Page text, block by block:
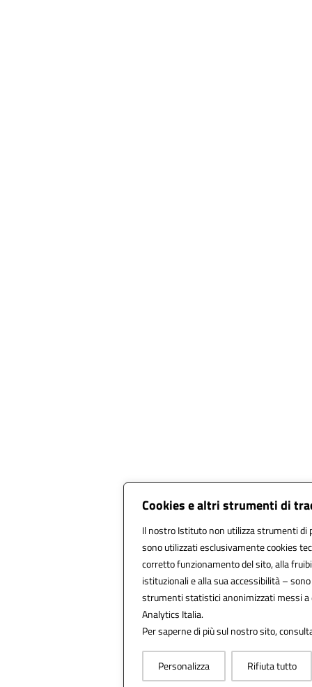
Cookies e altri strumenti di
Il nostro Istituto non utilizza strumenti di
sono utilizzati esclusivamente cookies
corretto funzionamento del sito, alla
istituzionali e alla sua accessibilità –
strumenti statistici anonimizzati messi a
Analytics Italia.
Per saperne di più sul nostro sito,
Personalizza Rifiuta tutto